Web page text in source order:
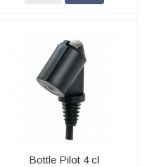
Bottle Pilot 4 cl